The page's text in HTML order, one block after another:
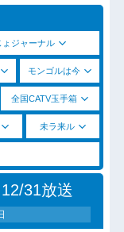
ょジャーナル
モンゴルは今
全国CATV玉手箱
未ラ来ル
31放送